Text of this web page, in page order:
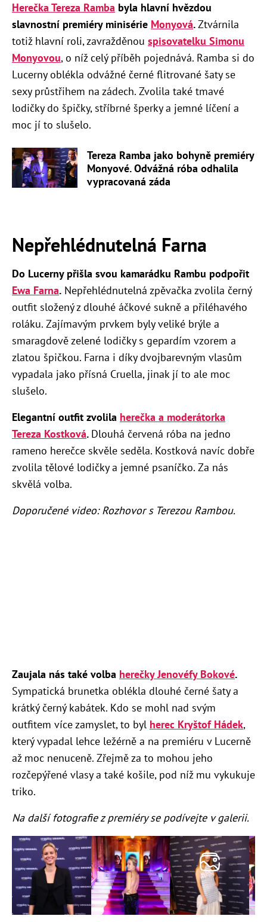
Herečka Tereza Ramba byla hlavní hvězdou
slavnostní premiéry minisérie Monyová.Ztvárnila
totiž hlavní roli, zavražděnou spisovatelku Simonu
Monyovou, o níž celý příběh pojednává. Ramba si do
Lucerny oblékla odvážné černé flitrované šaty se
sexy průstřihem na zádech. Zvolila také tmavé
lodičky do špičky, stříbrné šperky a jemné líčení a
moc jí to slušelo.
Tereza Ramba jako bohyně premiéry
Monyové. Odvážná róba odhalila
vypracovaná záda
Nepřehlédnutelná Farna
Do Lucerny přišla svou kamarádku Rambu podpořit
Ewa Farna. Nepřehlédnutelná zpěvačka zvolila černý
outfit složený z dlouhé áčkové sukně a přiléhavého
roláku. Zajímavým prvkem byly veliké brýle a
smaragdově zelené lodičky s gepardím vzorem a
zlatou špičkou. Farna i díky dvojbarevným vlasům
vypadala jako přísná Cruella, jinak jí to ale moc
slušelo.
Elegantní outfit zvolila herečka a moderátorka
Tereza Kostková. Dlouhá červená róba na jedno
rameno herečce skvěle seděla. Kostková navíc dobře
zvolila tělové lodičky a jemné psaníčko. Za nás
skvělá volba.
Doporučené video: Rozhovor s Terezou Rambou.
Zaujala nás také volba herečky Jenovéfy Bokové.
Sympatická brunetka oblékla dlouhé černé šaty a
krátký černý kabátek. Kdo se mohl nad svým
outfitem více zamyslet, to byl herec Kryštof Hádek,
který vypadal lehce ležérně a na premiéru v Lucerně
až moc nenuceně. Zřejmě za to mohou jeho
rozčepýřené vlasy a také košile, pod níž mu vykukuje
triko.
Na další fotografie z premiéry se podívejte v galerii.